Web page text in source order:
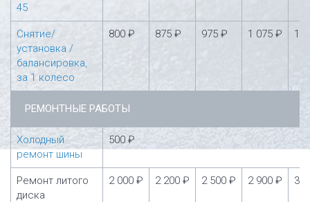
45
Снятие/
установка /
балансировка,
за 1 колесо
800 ₽ 875 ₽ 975 ₽ 1 075 ₽ 1
РЕМОНТНЫЕ РАБОТЫ
Холодный
ремонт шины
500 ₽
Ремонт литого
диска
2 000 ₽ 2 200 ₽ 2 500 ₽ 2 900 ₽ 3